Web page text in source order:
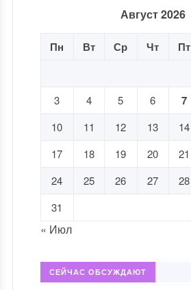
Август 2026
Пн Вт Ср Чт Пт
3
4 5 6 7
10
11 12 13 14
17
18 19 20 21
24
25 26 27 28
31
« Июл
СЕЙЧАС ОБСУЖДАЮТ